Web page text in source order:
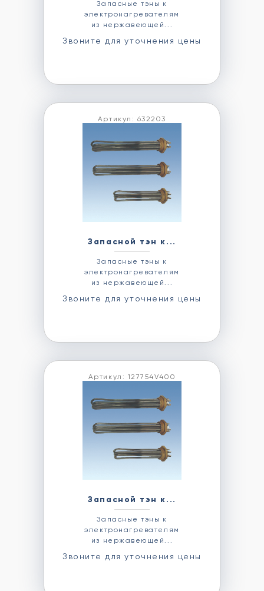
Запасные тэны к
электронагревателям
из нержавеющей...
Звоните для уточнения цены
Артикул: 632203
Запасной тэн к...
Запасные тэны к
электронагревателям
из нержавеющей...
Звоните для уточнения цены
Артикул: 127754V400
Запасной тэн к...
Запасные тэны к
электронагревателям
из нержавеющей...
Звоните для уточнения цены